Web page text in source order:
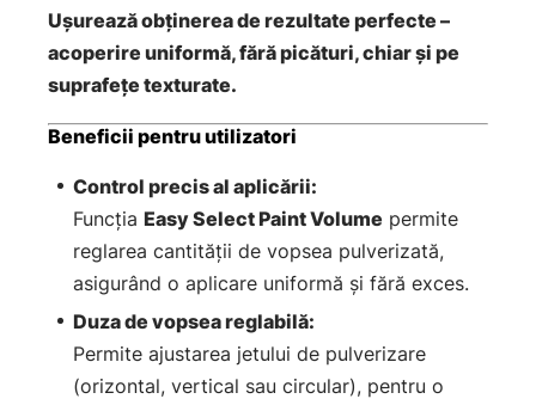
Ușurează obținerea de rezultate perfecte –
acoperire uniformă, fără picături, chiar și pe
suprafețe texturate.
Beneficii pentru utilizatori
Control precis al aplicării:
Funcția Easy Select Paint Volume permite
reglarea cantității de vopsea pulverizată,
asigurând o aplicare uniformă și fără exces.
Duza de vopsea reglabilă:
Permite ajustarea jetului de pulverizare
(orizontal, vertical sau circular), pentru o